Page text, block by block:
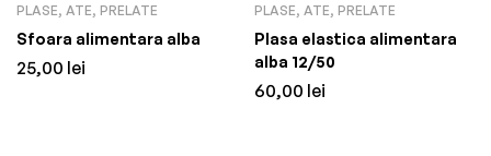
PLASE, ATE, PRELATE
Sfoara alimentara alba
25,00 lei
PLASE, ATE, PRELATE
Plasa elastica alimentara
alba 12/50
60,00 lei